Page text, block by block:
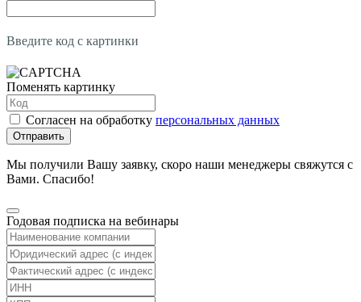
Введите код с картинки
Поменять картинку
Согласен на обработку персональных данных
Отправить
Мы получили Вашу заявку, скоро наши менеджеры свяжутся с
Вами. Спасибо!
Годовая подписка на вебинары